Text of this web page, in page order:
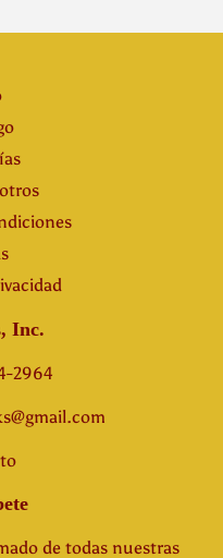
Inc.
2964
de todas nuestras